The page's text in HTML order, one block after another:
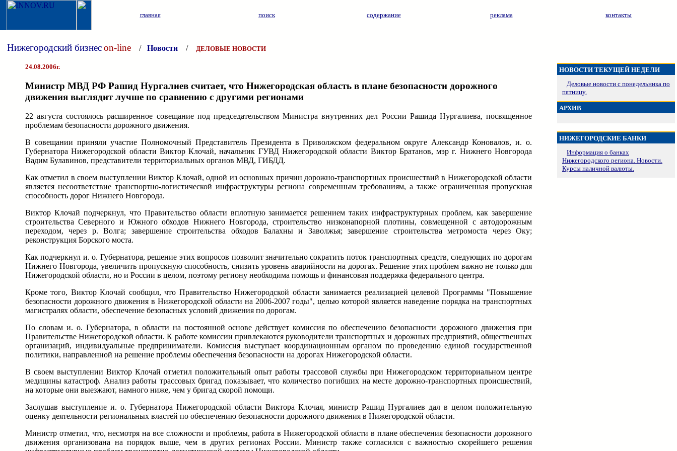
главная поиск содержание реклама контакты
Нижегородский бизнесon-line / Новости / ДЕЛОВЫЕ НОВОСТИ
24.08.2006г.
Министр МВД РФ Рашид Нургалиев считает, что Нижегородская область в плане безопасности дорожного
движения выглядит лучше по сравнению с другими регионами
22 августа состоялось расширенное совещание под председательством Министра внутренних дел России Рашида Нургалиева, посвященное
проблемам безопасности дорожного движения.
В совещании приняли участие Полномочный Представитель Президента в Приволжском федеральном округе Александр Коновалов, и. о.
Губернатора Нижегородской области Виктор Клочай, начальник ГУВД Нижегородской области Виктор Братанов, мэр г. Нижнего Новгорода
Вадим Булавинов, представители территориальных органов МВД, ГИБДД.
Как отметил в своем выступлении Виктор Клочай, одной из основных причин дорожно-транспортных происшествий в Нижегородской области
является несоответствие транспортно-логистической инфраструктуры региона современным требованиям, а также ограниченная пропускная
способность дорог Нижнего Новгорода.
Виктор Клочай подчеркнул, что Правительство области вплотную занимается решением таких инфраструктурных проблем, как завершение
строительства Северного и Южного обходов Нижнего Новгорода, строительство низконапорной плотины, совмещенной с автодорожным
переходом, через р. Волга; завершение строительства обходов Балахны и Заволжья; завершение строительства метромоста через Оку;
реконструкция Борского моста.
Как подчеркнул и. о. Губернатора, решение этих вопросов позволит значительно сократить поток транспортных средств, следующих по дорогам
Нижнего Новгорода, увеличить пропускную способность, снизить уровень аварийности на дорогах. Решение этих проблем важно не только для
Нижегородской области, но и России в целом, поэтому региону необходима помощь и финансовая поддержка федерального центра.
Кроме того, Виктор Клочай сообщил, что Правительство Нижегородской области занимается реализацией целевой Программы "Повышение
безопасности дорожного движения в Нижегородской области на 2006-2007 годы", целью которой является наведение порядка на транспортных
магистралях области, обеспечение безопасных условий движения по дорогам.
По словам и. о. Губернатора, в области на постоянной основе действует комиссия по обеспечению безопасности дорожного движения при
Правительстве Нижегородской области. К работе комиссии привлекаются руководители транспортных и дорожных предприятий, общественных
организаций, индивидуальные предприниматели. Комиссия выступает координационным органом по проведению единой государственной
политики, направленной на решение проблемы обеспечения безопасности на дорогах Нижегородской области.
В своем выступлении Виктор Клочай отметил положительный опыт работы трассовой службы при Нижегородском территориальном центре
медицины катастроф. Анализ работы трассовых бригад показывает, что количество погибших на месте дорожно-транспортных происшествий,
на которые они выезжают, намного ниже, чем у бригад скорой помощи.
Заслушав выступление и. о. Губернатора Нижегородской области Виктора Клочая, министр Рашид Нургалиев дал в целом положительную
оценку деятельности региональных властей по обеспечению безопасности дорожного движения в Нижегородской области.
Министр отметил, что, несмотря на все сложности и проблемы, работа в Нижегородской области в плане обеспечения безопасности дорожного
движения организована на порядок выше, чем в других регионах России. Министр также согласился с важностью скорейшего решения
НОВОСТИ ТЕКУЩЕЙ НЕДЕЛИ
Деловые новости с понедельника по
пятницу.
АРХИВ
НИЖЕГОРОДСКИЕ БАНКИ
Информация о банках
Нижегородского региона. Новости.
Курсы наличной валюты.